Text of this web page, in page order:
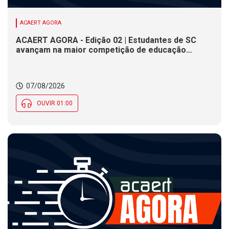
ACAERT AGORA
ACAERT AGORA - Edição 02 | Estudantes de SC
avançam na maior competição de educação
Social nesta sexta (7)
07/08/2026
OUVIR 01:00